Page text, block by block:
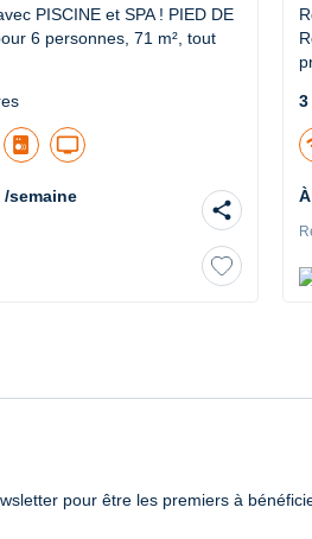
PISCINE et SPA ! PIED DE
6 personnes, 71 m², tout
tv
/semaine
share
3
pour être les premiers à